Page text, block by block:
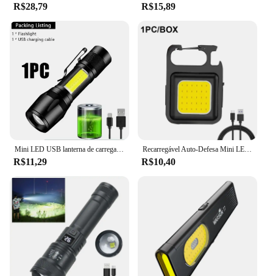
R$28,79 R$15,89
R$11,29
Recarregável Auto-Defesa Mini LED Light, Lanternas de alta potência, tocha, holofote, chaveiro, trabalho, Camping
R$10,40